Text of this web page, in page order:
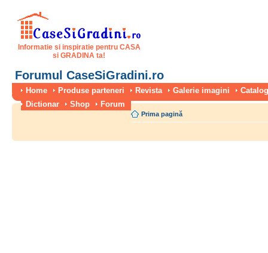
Informatie si inspiratie pentru CASA
si GRADINA ta!
Forumul CaseSiGradini.ro
Home Produse parteneri Revista Galerie imagini
Dictionar
Shop Forum
Prima pagină